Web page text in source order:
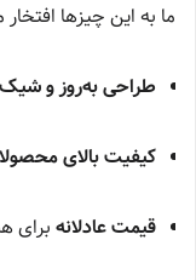
ما به این چیزها
طراحی به‌روز و شیک
کیفیت بالای
قیمت عادلانه برای